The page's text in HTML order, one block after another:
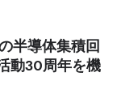
半導体集積回
動30周年を機